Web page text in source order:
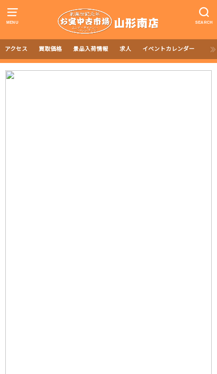
MENU SEARCH
アクセス 買取価格 景品入荷情報 求人 イベントカレンダー